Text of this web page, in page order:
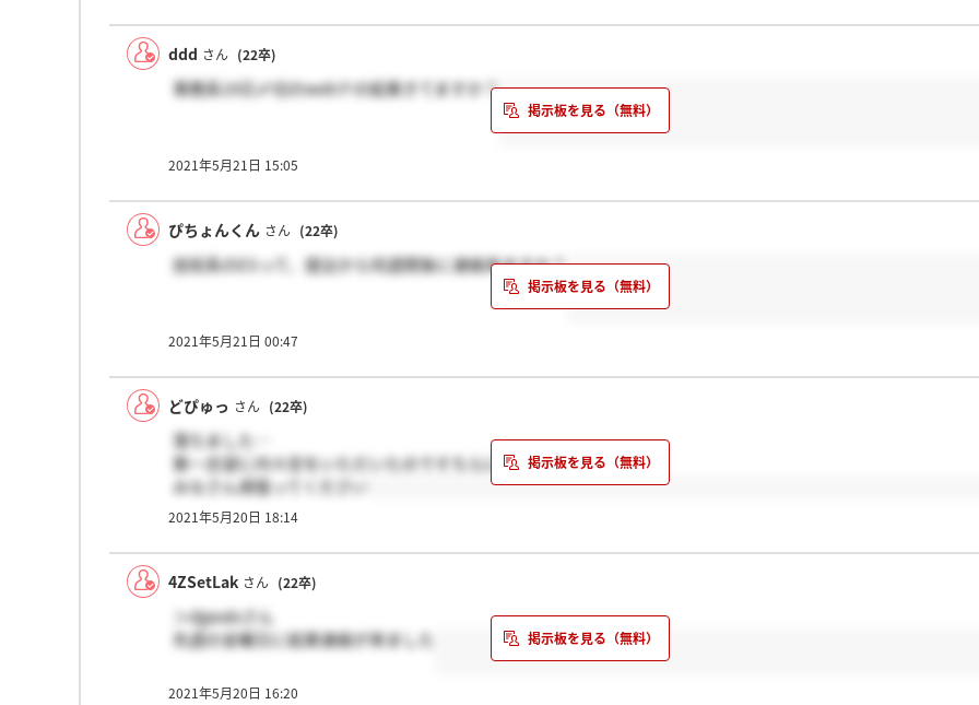
ddd さん (22卒)
事務系19日〆切のwebテの結果きてますか？
2021年5月21日 15:05
ぴちょんくん さん (22卒)
技術系のESって、提出から何週間後に連絡来ますか？
2021年5月21日 00:47
どぴゅっ さん (22卒)
落ちました…
第一志望に内々定をいただいたのでそちらに行きたいと思います…
みなさん頑張ってください
2021年5月20日 18:14
4ZSetLak さん (22卒)
＞dgwalsさん
先週の金曜日に結果連絡が来ました
2021年5月20日 16:20